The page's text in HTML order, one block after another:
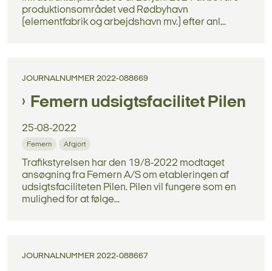
produktionsområdet ved Rødbyhavn
(elementfabrik og arbejdshavn mv.) efter anl...
JOURNALNUMMER 2022-088669
Femern udsigtsfacilitet Pilen
25-08-2022
Femern Afgjort
Trafikstyrelsen har den 19/8-2022 modtaget
ansøgning fra Femern A/S om etableringen af
udsigtsfaciliteten Pilen. Pilen vil fungere som en
mulighed for at følge...
JOURNALNUMMER 2022-088667